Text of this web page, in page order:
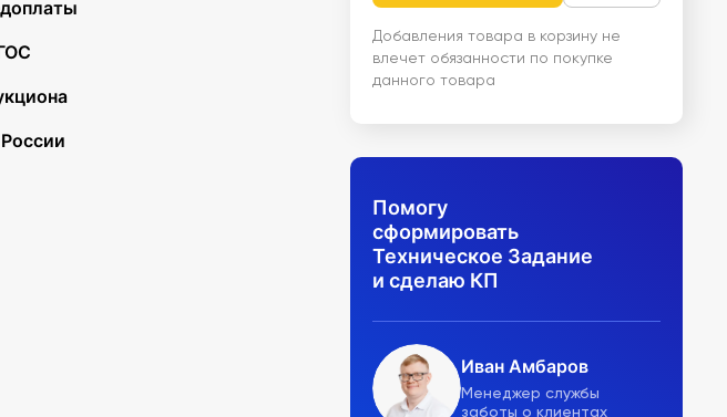
Добавления товара в корзину не
влечет обязанности по покупке
данного товара
Помогу
сформировать
Техническое Задание
и сделаю КП
Иван Амбаров
Менеджер службы
заботы о клиентах